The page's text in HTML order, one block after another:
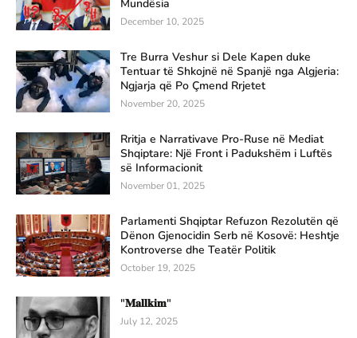
Mundësia
December 10, 2025
Tre Burra Veshur si Dele Kapen duke
Tentuar të Shkojnë në Spanjë nga Algjeria:
Ngjarja që Po Çmend Rrjetet
November 20, 2025
Rritja e Narrativave Pro-Ruse në Mediat
Shqiptare: Një Front i Padukshëm i Luftës
së Informacionit
November 01, 2025
Parlamenti Shqiptar Refuzon Rezolutën që
Dënon Gjenocidin Serb në Kosovë: Heshtje
Kontroverse dhe Teatër Politik
October 19, 2025
"𝐌𝐚𝐥𝐥𝐤𝐢𝐦"
July 12, 2025